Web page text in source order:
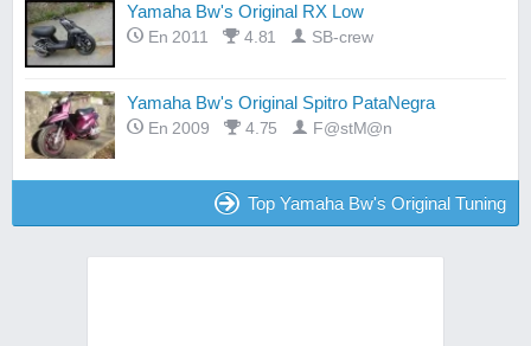
Yamaha Bw's Original RX Low
En 2011 4.81 SB-crew
Yamaha Bw's Original Spitro PataNegra
En 2009 4.75 F@stM@n
Top Yamaha Bw's Original Tuning